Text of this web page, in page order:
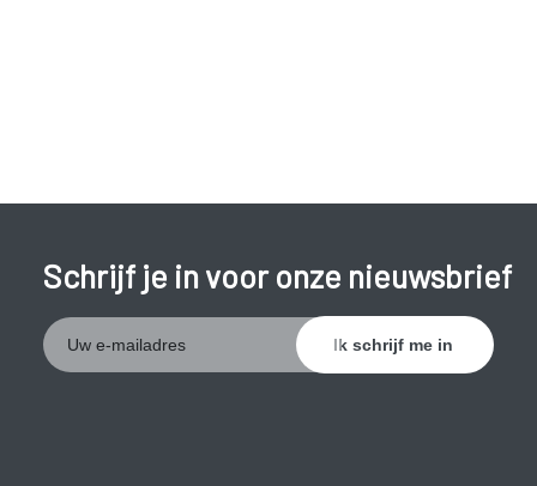
snelle mentale uitputting;
Het verloop van schizofrenie verschilt sterk. Er is een
Schrijf je in voor onze nieuwsbrief